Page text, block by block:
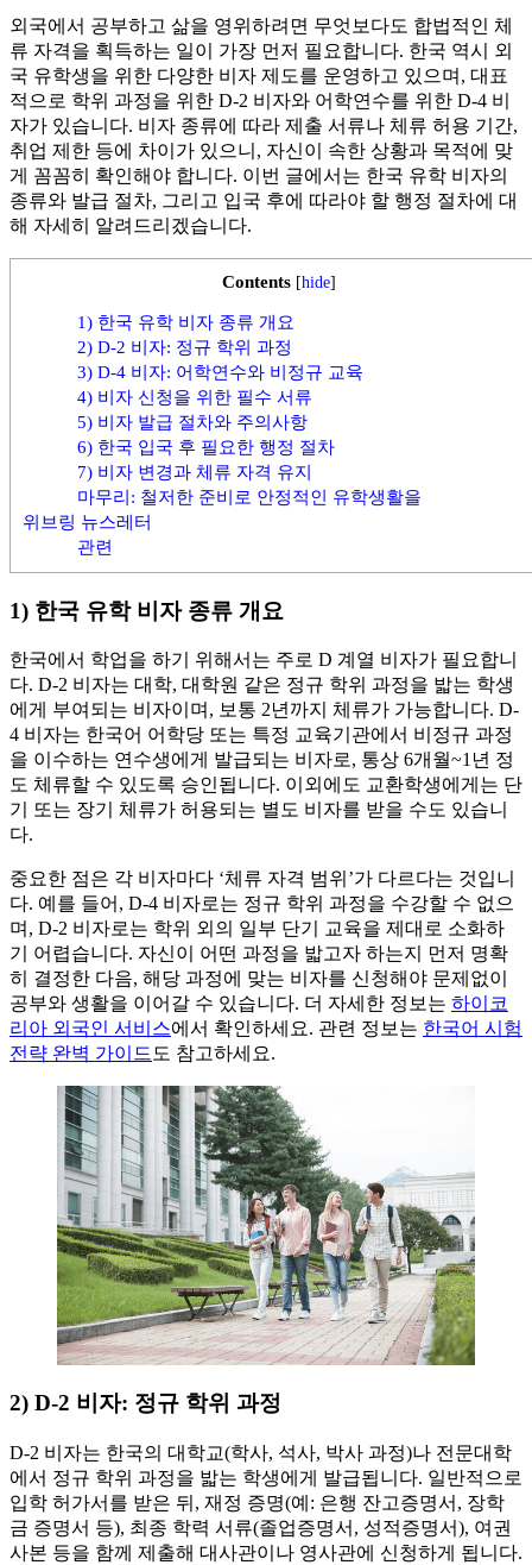
공
외국에서 공부하고 삶을 영위하려면 무엇보다도 합법적인 체
류 자격을 획득하는 일이 가장 먼저 필요합니다. 한국 역시 외
국 유학생을 위한 다양한 비자 제도를 운영하고 있으며, 대표
적으로 학위 과정을 위한 D-2 비자와 어학연수를 위한 D-4 비
자가 있습니다. 비자 종류에 따라 제출 서류나 체류 허용 기간,
취업 제한 등에 차이가 있으니, 자신이 속한 상황과 목적에 맞
게 꼼꼼히 확인해야 합니다. 이번 글에서는 한국 유학 비자의
종류와 발급 절차, 그리고 입국 후에 따라야 할 행정 절차에 대
해 자세히 알려드리겠습니다.
Contents [hide]
1) 한국 유학 비자 종류 개요
2) D-2 비자: 정규 학위 과정
3) D-4 비자: 어학연수와 비정규 교육
4) 비자 신청을 위한 필수 서류
5) 비자 발급 절차와 주의사항
6) 한국 입국 후 필요한 행정 절차
7) 비자 변경과 체류 자격 유지
마무리: 철저한 준비로 안정적인 유학생활을
위브링 뉴스레터
관련
1) 한국 유학 비자 종류 개요
한국에서 학업을 하기 위해서는 주로 D 계열 비자가 필요합니
다. D-2 비자는 대학, 대학원 같은 정규 학위 과정을 밟는 학생
에게 부여되는 비자이며, 보통 2년까지 체류가 가능합니다. D-
4 비자는 한국어 어학당 또는 특정 교육기관에서 비정규 과정
을 이수하는 연수생에게 발급되는 비자로, 통상 6개월~1년 정
도 체류할 수 있도록 승인됩니다. 이외에도 교환학생에게는 단
기 또는 장기 체류가 허용되는 별도 비자를 받을 수도 있습니
다.
중요한 점은 각 비자마다 ‘체류 자격 범위’가 다르다는 것입니
다. 예를 들어, D-4 비자로는 정규 학위 과정을 수강할 수 없으
며, D-2 비자로는 학위 외의 일부 단기 교육을 제대로 소화하
기 어렵습니다. 자신이 어떤 과정을 밟고자 하는지 먼저 명확
히 결정한 다음, 해당 과정에 맞는 비자를 신청해야 문제없이
공부와 생활을 이어갈 수 있습니다. 더 자세한 정보는 하이코
리아 외국인 서비스에서 확인하세요. 관련 정보는 한국어 시험
전략 완벽 가이드 도 참고하세요.
2) D-2 비자: 정규 학위 과정
D-2 비자는 한국의 대학교(학사, 석사, 박사 과정)나 전문대학
에서 정규 학위 과정을 밟는 학생에게 발급됩니다. 일반적으로
입학 허가서를 받은 뒤, 재정 증명(예: 은행 잔고증명서, 장학
금 증명서 등), 최종 학력 서류(졸업증명서, 성적증명서), 여권
사본 등을 함께 제출해 대사관이나 영사관에 신청하게 됩니다.